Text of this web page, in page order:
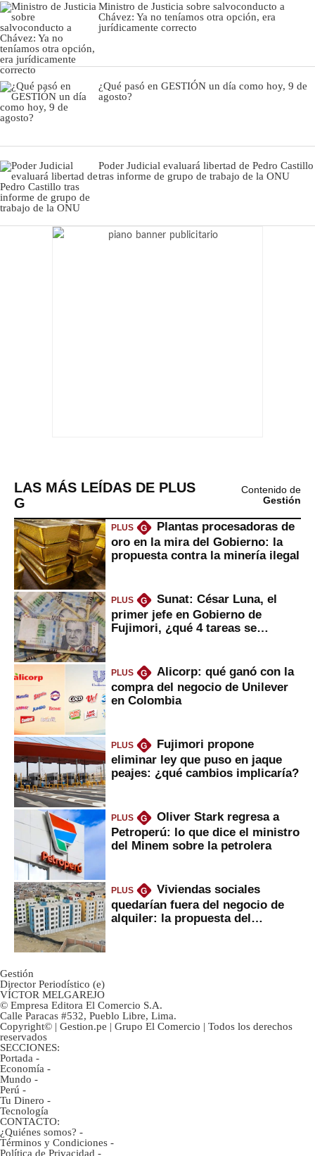
Ministro de Justicia sobre salvoconducto a
Chávez: Ya no teníamos otra opción, era
jurídicamente correcto
¿Qué pasó en GESTIÓN un día como hoy, 9 de
agosto?
Poder Judicial evaluará libertad de Pedro Castillo
tras informe de grupo de trabajo de la ONU
LAS MÁS LEÍDAS DE PLUS
G
Contenido de
Gestión
PLUS G
Plantas procesadoras de
oro en la mira del Gobierno: la
propuesta contra la minería ilegal
PLUS G
Sunat: César Luna, el
primer jefe en Gobierno de
Fujimori, ¿qué 4 tareas se
PLUS G
Alicorp: qué ganó con la
compra del negocio de Unilever
en Colombia
PLUS G
Fujimori propone
eliminar ley que puso en jaque
peajes: ¿qué cambios implicaría?
PLUS G
Oliver Stark regresa a
Petroperú: lo que dice el ministro
del Minem sobre la petrolera
PLUS G
Viviendas sociales
quedarían fuera del negocio de
alquiler: la propuesta del
Gestión
Director Periodístico (e)
VÍCTOR MELGAREJO
© Empresa Editora El Comercio S.A.
Calle Paracas #532, Pueblo Libre, Lima.
Copyright© | Gestion.pe | Grupo El Comercio | Todos los derechos
reservados
SECCIONES:
Portada -
Economía -
Mundo -
Perú -
Tu Dinero -
Tecnología
CONTACTO:
¿Quiénes somos? -
Términos y Condiciones -
Política de Privacidad -